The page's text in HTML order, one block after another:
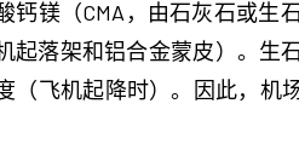
钙镁（CMA，由石灰石或
起落架和铝合金蒙皮）。
（飞机起降时）。因此，机